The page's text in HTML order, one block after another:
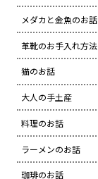
メダカと金魚のお話
革靴のお手入れ方法
猫のお話
大人の手土産
料理のお話
ラーメンのお話
珈琲のお話